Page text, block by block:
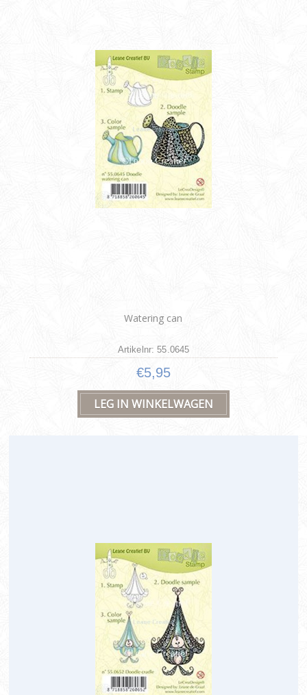
Watering can
Artikelnr: 55.0645
€5,95